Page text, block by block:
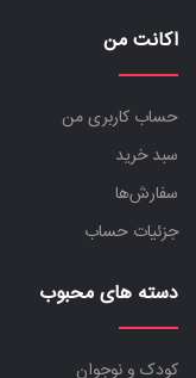
اکانت من
حساب کاربری من
سبد خرید
سفارش‌ها
جزئیات حساب
دسته های محبوب
کودک و نوجوان